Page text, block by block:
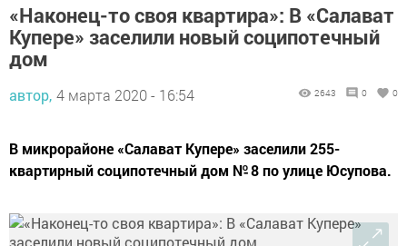
«Наконец-то своя квартира»: В «Салават
Купере» заселили новый соципотечный
дом
автор, 4 марта 2020 - 16:54 2643 0 0
В микрорайоне «Салават Купере» заселили 255-
квартирный соципотечный дом № 8 по улице Юсупова.